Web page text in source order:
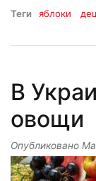
Теги яблоки
В
овощи
Опубликовано